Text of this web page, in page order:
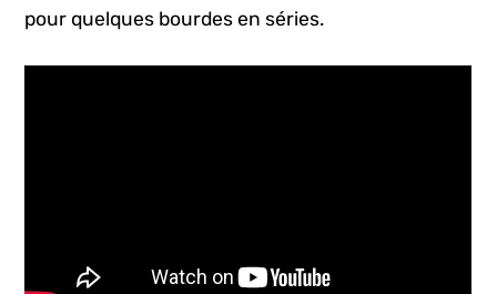
pour quelques bourdes en séries.